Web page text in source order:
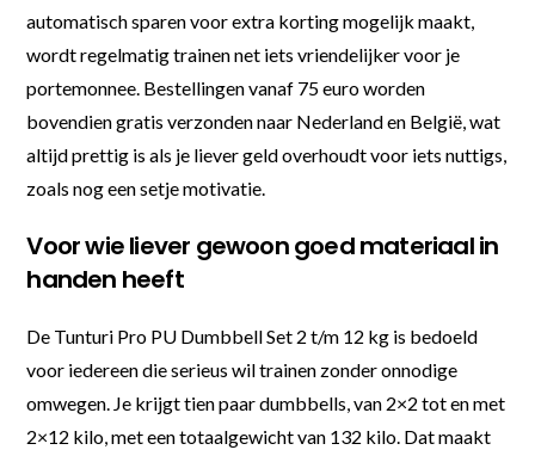
automatisch sparen voor extra korting mogelijk maakt,
wordt regelmatig trainen net iets vriendelijker voor je
portemonnee. Bestellingen vanaf 75 euro worden
bovendien gratis verzonden naar Nederland en België, wat
altijd prettig is als je liever geld overhoudt voor iets nuttigs,
zoals nog een setje motivatie.
Voor wie liever gewoon goed materiaal in
handen heeft
De Tunturi Pro PU Dumbbell Set 2 t/m 12 kg is bedoeld
voor iedereen die serieus wil trainen zonder onnodige
omwegen. Je krijgt tien paar dumbbells, van 2×2 tot en met
2×12 kilo, met een totaalgewicht van 132 kilo. Dat maakt